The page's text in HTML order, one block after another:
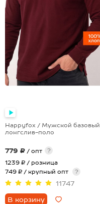
Happyfox / Мужской базовый
лонгслив-поло
779 ₽ / опт
?
1239 ₽ / розница
749 ₽ / крупный опт
?
11747
В корзину